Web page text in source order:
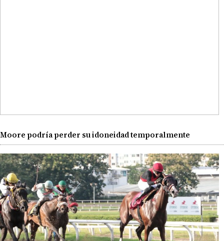
Moore podría perder su idoneidad temporalmente